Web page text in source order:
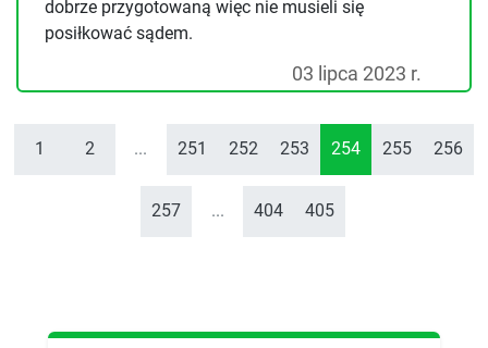
dobrze przygotowaną więc nie musieli się
posiłkować sądem.
03 lipca 2023 r.
1 2 ... 251 252 253 254 255 256
257 ... 404 405